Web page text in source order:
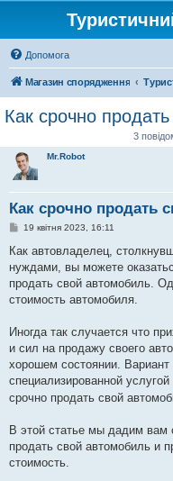
Допомога
Магазин спорядження
Как срочно
3
Mr.Robot
Как срочно продать
П
в
д
о
л
н
я
19 квітня 2023, 16:11
Как автовладелец,
нуждами, вы можете
продать свой автомобиль.
стоимость автомобиля.
Иногда так случается что
и сил на продажу своего
хорошем состоянии. Вариант
специализированной услугой
срочно продать свой
В этой статье мы дадим вам
продать свой автомобиль и
стоимость.